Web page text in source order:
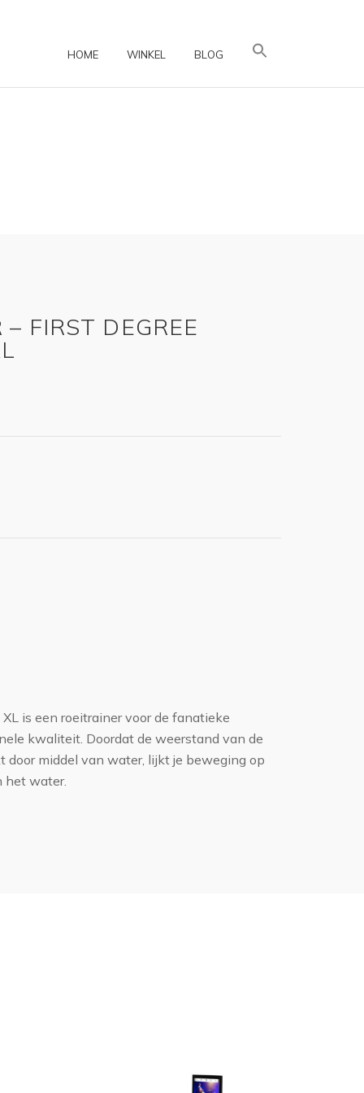
HOME WINKEL BLOG
FIRST DEGREE
is een roeitrainer voor de fanatieke
kwaliteit. Doordat de weerstand van de
door middel van water, lijkt je beweging op
het water.